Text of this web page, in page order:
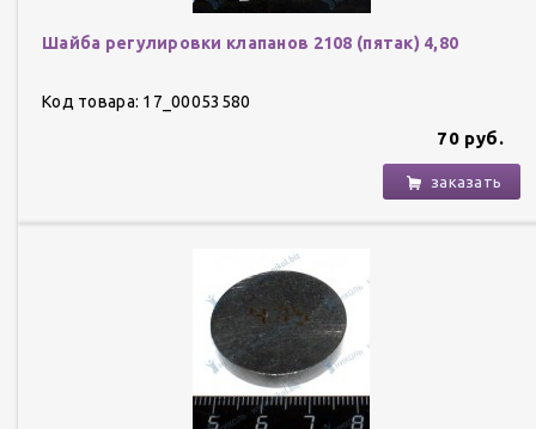
Шайба регулировки клапанов 2108 (пятак) 4,80
Код товара: 17_00053580
70 руб.
заказать